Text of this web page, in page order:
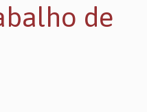
de